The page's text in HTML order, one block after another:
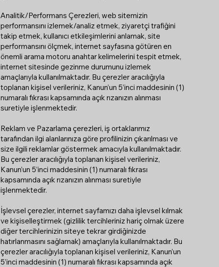
Analitik/Performans Çerezleri, web sitemizin
performansını izlemek/analiz etmek, ziyaretçi trafiğini
takip etmek, kullanıcı etkileşimlerini anlamak, site
performansını ölçmek, internet sayfasına götüren en
önemli arama motoru anahtar kelimelerini tespit etmek,
internet sitesinde gezinme durumunu izlemek
amaçlarıyla kullanılmaktadır. Bu çerezler aracılığıyla
toplanan kişisel verileriniz, Kanun’un 5’inci maddesinin (1)
numaralı fıkrası kapsamında açık rızanızın alınması
suretiyle işlenmektedir.
Reklam ve Pazarlama çerezleri, iş ortaklarımız
tarafından ilgi alanlarınıza göre profilinizin çıkarılması ve
size ilgili reklamlar göstermek amacıyla kullanılmaktadır.
Bu çerezler aracılığıyla toplanan kişisel verileriniz,
Kanun’un 5’inci maddesinin (1) numaralı fıkrası
kapsamında açık rızanızın alınması suretiyle
işlenmektedir.
İşlevsel çerezler, internet sayfamızı daha işlevsel kılmak
ve kişiselleştirmek (gizlilik tercihleriniz hariç olmak üzere
diğer tercihlerinizin siteye tekrar girdiğinizde
hatırlanmasını sağlamak) amaçlarıyla kullanılmaktadır. Bu
çerezler aracılığıyla toplanan kişisel verileriniz, Kanun’un
5’inci maddesinin (1) numaralı fıkrası kapsamında açık